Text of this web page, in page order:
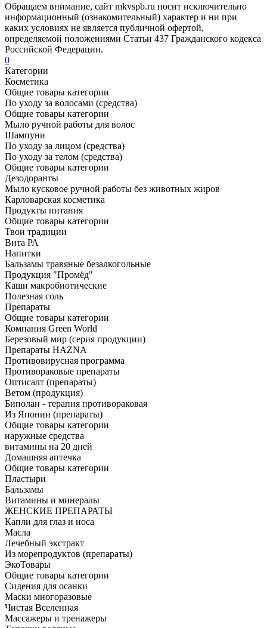
Обращаем внимание, сайт mkvspb.ru носит исключительно
информационный (ознакомительный) характер и ни при
каких условиях не является публичной офертой,
определяемой положениями Статьи 437 Гражданского кодекса
Российской Федерации.
0
Категории
Косметика
Общие товары категории
По уходу за волосами (средства)
Общие товары категории
Мыло ручной работы для волос
Шампуни
По уходу за лицом (средства)
По уходу за телом (средства)
Общие товары категории
Дезодоранты
Мыло кусковое ручной работы без животных жиров
Карловарская косметика
Продукты питания
Общие товары категории
Твои традиции
Вита РА
Напитки
Бальзамы травяные безалкогольные
Продукция "Промёд"
Каши макробиотические
Полезная соль
Препараты
Общие товары категории
Компания Green World
Березовый мир (серия продукции)
Препараты HAZNA
Противовирусная программа
Противораковые препараты
Оптисалт (препараты)
Ветом (продукция)
Биполан - терапия противораковая
Из Японии (препараты)
Общие товары категории
наружные средства
витамины на 20 дней
Домашняя аптечка
Общие товары категории
Пластыри
Бальзамы
Витамины и минералы
ЖЕНСКИЕ ПРЕПАРАТЫ
Капли для глаз и носа
Масла
Лечебный экстракт
Из морепродуктов (препараты)
ЭкоТовары
Общие товары категории
Сидения для осанки
Маски многоразовые
Чистая Вселенная
Массажеры и тренажеры